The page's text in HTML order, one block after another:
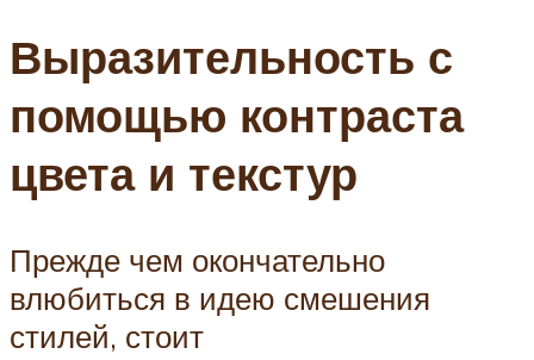
Выразительность с
помощью контраста
цвета и текстур
Прежде чем окончательно
влюбиться в идею смешения
стилей, стоит